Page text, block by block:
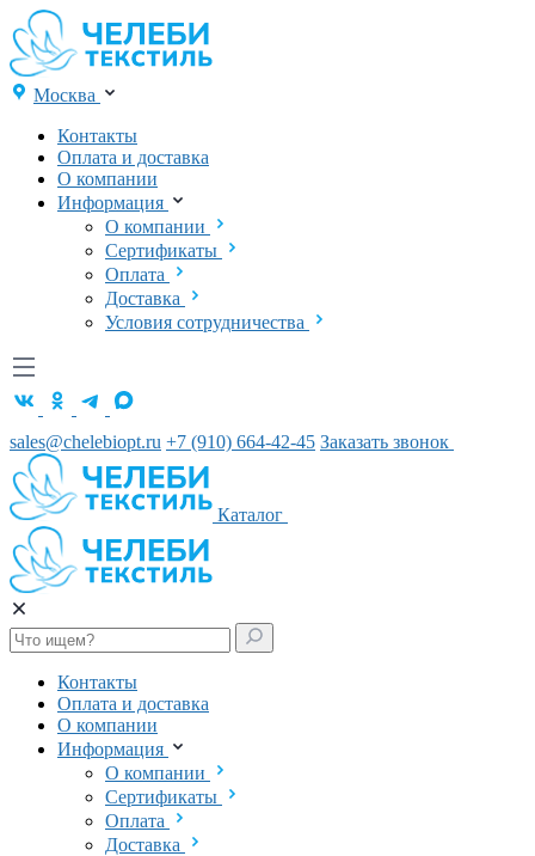
Москва
Контакты
Оплата и доставка
О компании
Информация
О компании
Сертификаты
Оплата
Доставка
Условия сотрудничества
sales@chelebiopt.ru +7 (910) 664-42-45 Заказать звонок
Каталог
Контакты
Оплата и доставка
О компании
Информация
О компании
Сертификаты
Оплата
Доставка